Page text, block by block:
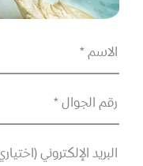
الاسم *
رقم الجوال *
البريد الإلكتروني